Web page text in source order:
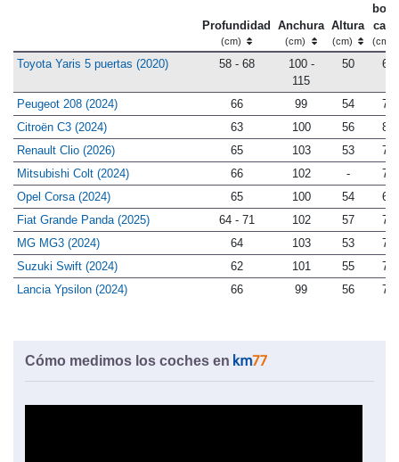
Profundidad
(cm)
Anchura
(cm)
Altura
(cm) (cm)
Toyota Yaris 5 puertas (2020) 58 - 68
100 -
115
50 68
Peugeot 208 (2024) 66 99 54
70
Citroën C3 (2024)
63 100 56
80
Renault Clio (2026)
65 103 53
75
Mitsubishi Colt (2024)
66 102 -
77
Opel Corsa (2024)
65 100 54
69
Fiat Grande Panda (2025)
64 - 71 102 57
79
MG MG3 (2024)
64 103 53
75
Suzuki Swift (2024)
62 101 55
72
Lancia Ypsilon (2024)
66 99 56 71
Cómo medimos los coches en